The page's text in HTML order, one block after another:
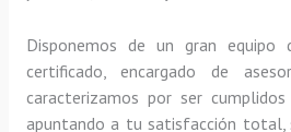
Disponemos de un gran equipo
certificado, encargado de
caracterizamos por ser
apuntando a tu satisfacción total,